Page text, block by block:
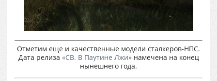
Отметим еще и качественные модели сталкеров-НПС.
Дата релиза «СВ. В Паутине Лжи» намечена на конец
нынешнего года.